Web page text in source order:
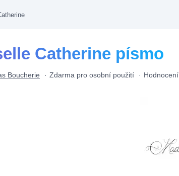
Catherine písmo
Boucherie Zdarma pro osobní použití Hodnocení